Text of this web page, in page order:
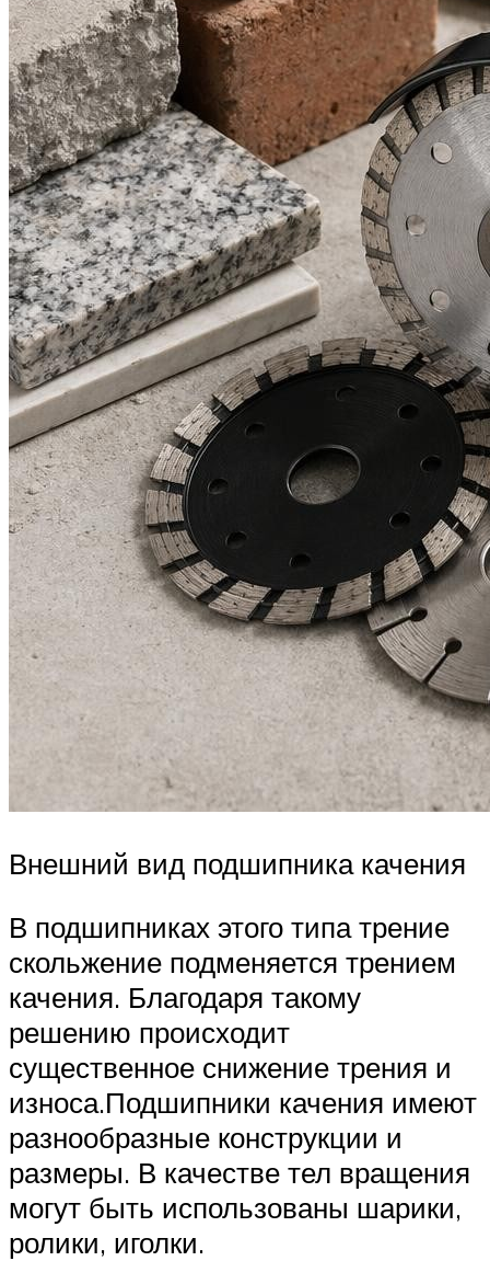
Внешний вид подшипника качения
В подшипниках этого типа трение
скольжение подменяется трением
качения. Благодаря такому
решению происходит
существенное снижение трения и
износа.Подшипники качения имеют
разнообразные конструкции и
размеры. В качестве тел вращения
могут быть использованы шарики,
ролики, иголки.